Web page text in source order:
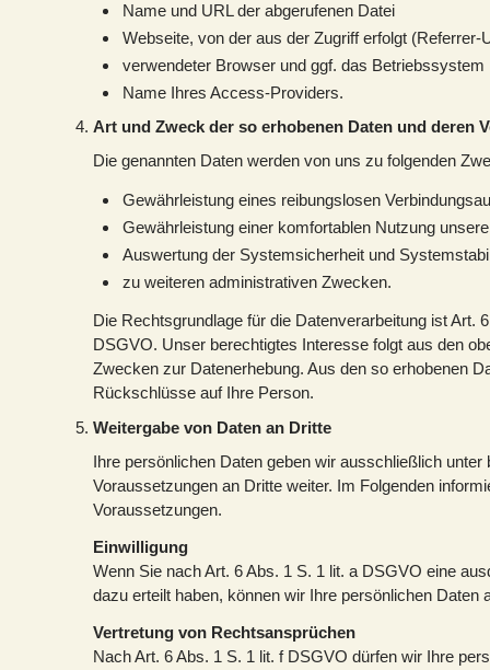
Name und URL der abgerufenen Datei
Webseite, von der aus der Zugriff erfolgt (Referrer-
verwendeter Browser und ggf. das
Name Ihres Access-Providers.
Art und Zweck der so erhobenen Daten und deren
Die genannten Daten werden von uns zu folgenden
Gewährleistung eines reibungslosen
Gewährleistung einer komfortablen Nutzung
Auswertung der Systemsicherheit und
zu weiteren administrativen Zwecken.
Die Rechtsgrundlage für die Datenverarbeitung ist Art.
DSGVO. Unser berechtigtes Interesse folgt aus den
Zwecken zur Datenerhebung. Aus den so erhobenen
Rückschlüsse auf Ihre Person.
Weitergabe von Daten an Dritte
Ihre persönlichen Daten geben wir ausschließlich unter
Voraussetzungen an Dritte weiter. Im Folgenden
Voraussetzungen.
Einwilligung
Wenn Sie nach Art. 6 Abs. 1 S. 1 lit. a DSGVO eine
dazu erteilt haben, können wir Ihre persönlichen Daten
Vertretung von Rechtsansprüchen
Nach Art. 6 Abs. 1 S. 1 lit. f DSGVO dürfen wir Ihre